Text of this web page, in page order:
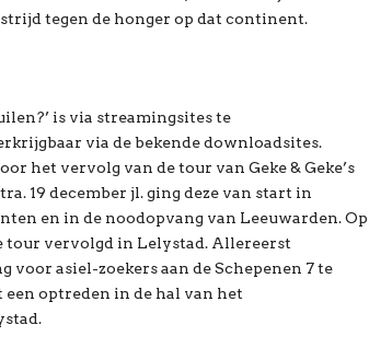
tegen de honger op dat continent.
is via streamingsites te
via de bekende downloadsites.
het vervolg van de tour van Geke & Geke’s
19 december jl. ging deze van start in
en in de noodopvang van Leeuwarden. Op
tour vervolgd in Lelystad. Allereerst
voor asiel-zoekers aan de Schepenen 7 te
een optreden in de hal van het